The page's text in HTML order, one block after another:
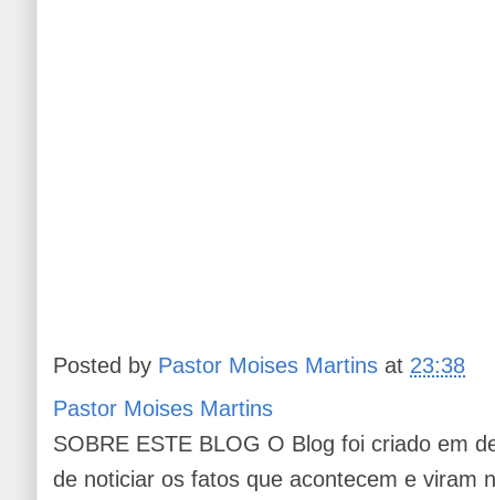
Posted by Pastor Moises Martins at 23:38
Pastor Moises Martins
SOBRE ESTE BLOG O Blog foi criado em
de noticiar os fatos que acontecem e viram